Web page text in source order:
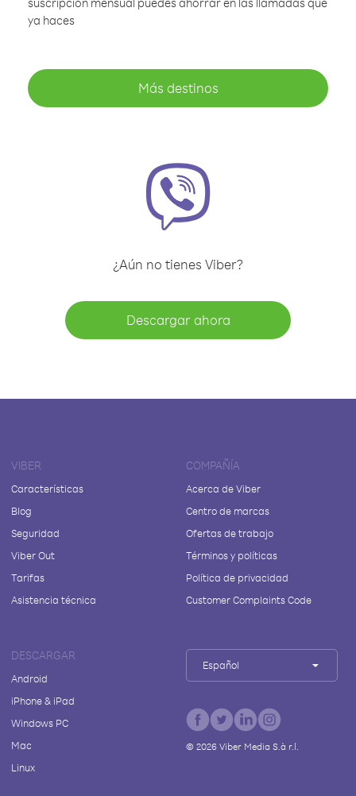
ya haces
Más destinos
¿Aún no tienes Viber?
Descargar ahora
VIBER
Características
Blog
Seguridad
Viber Out
Tarifas
Asistencia técnica
COMPAÑÍA
Acerca de Viber
Centro de marcas
Ofertas de trabajo
Términos y políticas
Política de privacidad
Customer Complaints Code
DESCARGAR
Android
iPhone & iPad
Windows PC
Mac
Linux
Español
© 2026Viber Media S.à r.l.